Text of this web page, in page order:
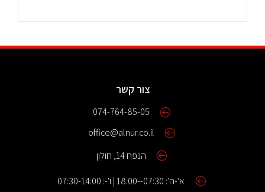
צור קשר
074-764-85-05
office@alnur.co.il
הנפח 14, חולון
א'-ה': 07:30--18:00 | ו'-: 07:30-14:00